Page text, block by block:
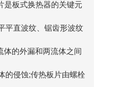
是板式换热器的关键元
平直波纹、锯齿形波纹
体的外漏和两流体之间
的侵蚀;传热板片由螺栓